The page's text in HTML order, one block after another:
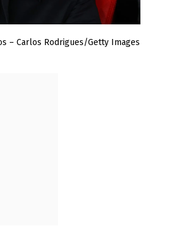
– Carlos Rodrigues/Getty Images